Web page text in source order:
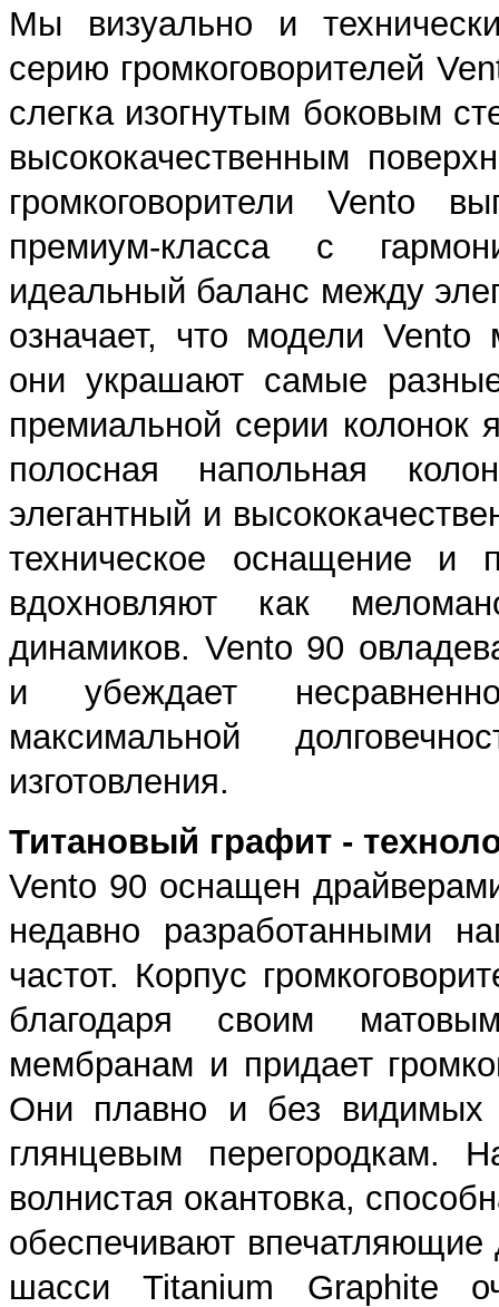
Мы визуально и
серию громкоговорителей
слегка изогнутым боковым
высококачественным
громкоговорители Vento
премиум-класса с
идеальный баланс между
означает, что модели
они украшают самые
премиальной серии колонок
полосная напольная
элегантный и
техническое оснащение и
вдохновляют как
динамиков. Vento 90
и убеждает
максимальной
изготовления.
Титановый графит -
Vento 90 оснащен
недавно разработанными
частот. Корпус
благодаря своим
мембранам и придает
Они плавно и без видимых
глянцевым перегородкам.
волнистая окантовка,
обеспечивают впечатляющие
шасси Titanium Graphite